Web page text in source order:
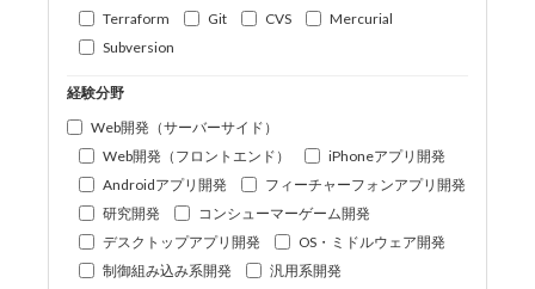
Terraform
Git CVS
Mercurial
Subversion
経験分野
Web開発（サーバーサイド）
Web開発（フロントエンド）
iPhoneアプリ開発
Androidアプリ開発
フィーチャーフォンアプリ開発
研究開発
コンシューマーゲーム開発
デスクトップアプリ開発
OS・ミドルウェア開発
制御組み込み系開発
汎用系開発